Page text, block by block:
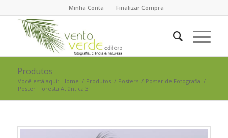
Minha Conta Finalizar Compra
Produtos
Você está aqui: Home / Produtos / Posters / Poster de Fotografia /
Poster Floresta Atlântica 3